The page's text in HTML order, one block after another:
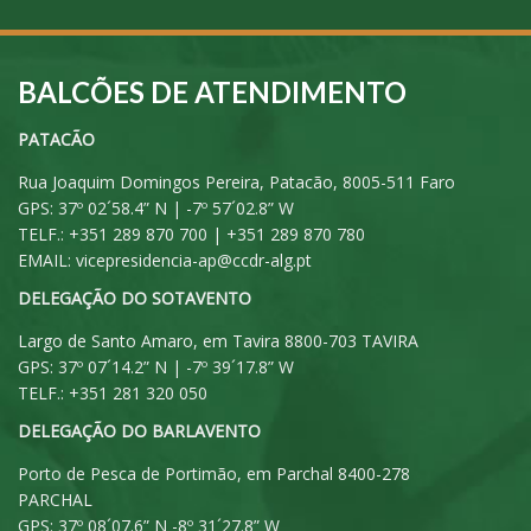
BALCÕES DE ATENDIMENTO
PATACÃO
Rua Joaquim Domingos Pereira, Patacão, 8005-511 Faro
GPS: 37º 02´58.4” N | -7º 57´02.8” W
TELF.: +351 289 870 700 | +351 289 870 780
EMAIL: vicepresidencia-ap@ccdr-alg.pt
DELEGAÇÃO DO SOTAVENTO
Largo de Santo Amaro, em Tavira 8800-703 TAVIRA
GPS: 37º 07´14.2” N | -7º 39´17.8” W
TELF.: +351 281 320 050
DELEGAÇÃO DO BARLAVENTO
Porto de Pesca de Portimão, em Parchal 8400-278
PARCHAL
GPS: 37º 08´07.6” N -8º 31´27.8” W